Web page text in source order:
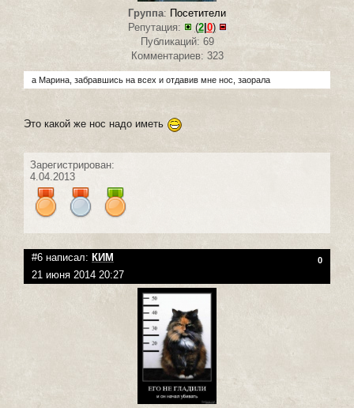
Группа: Посетители
Репутация:
(2|0)
Публикаций: 69
Комментариев: 323
а Марина, забравшись на всех и отдавив мне нос, заорала
Это какой же нос надо иметь
Зарегистрирован:
4.04.2013
#6 написал: КИМ 0
21 июня 2014 20:27